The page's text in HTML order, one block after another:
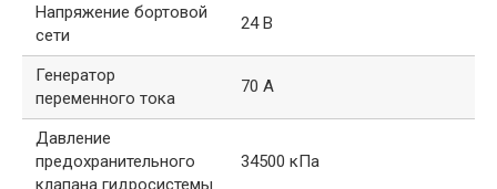
Напряжение бортовой
сети
24 В
Генератор
переменного тока
70 А
Давление
предохранительного
клапана гидросистемы
34500 кПа